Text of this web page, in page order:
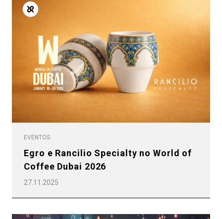
EVENTOS
Egro e Rancilio Specialty no World of
Coffee Dubai 2026
27.11.2025